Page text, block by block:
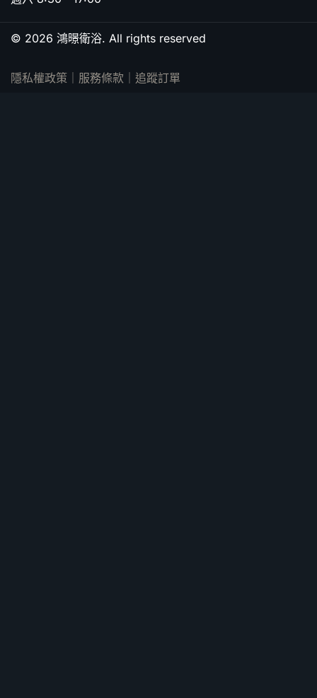
© 2026 鴻暻衛浴. All rights reserved
隱私權政策 服務條款 追蹤訂單